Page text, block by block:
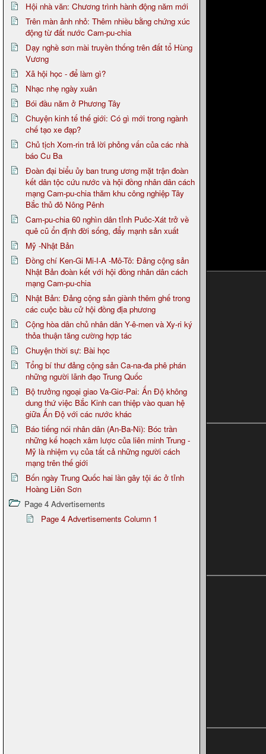
Hội nhà văn: Chương trình hành động năm mới
Trên màn ảnh nhỏ: Thêm nhiều bằng chứng xúc
động từ đất nước Cam-pu-chia
Dạy nghề sơn mài truyền thống trên đất tổ Hùng
Vương
Xã hội học - để làm gì?
Nhạc nhẹ ngày xuân
Bói đầu năm ở Phương Tây
Chuyện kinh tế thế giới: Có gì mới trong ngành
chế tạo xe đạp?
Chủ tịch Xom-rin trả lời phỏng vấn của các nhà
báo Cu Ba
Đoàn đại biểu ủy ban trung ương mặt trận đoàn
kết dân tộc cứu nước và hội đồng nhân dân cách
mạng Cam-pu-chia thăm khu công nghiệp Tây
Bắc thủ đô Nông Pênh
Cam-pu-chia 60 nghìn dân tỉnh Puôc-Xát trở về
quê cũ ổn định đời sống, đẩy mạnh sản xuất
Mỹ -Nhật Bản
Đồng chí Ken-Gi Mi-I-A -Mô-Tô: Đảng cộng sản
Nhật Bản đoàn kết với hội đồng nhân dân cách
mạng Cam-pu-chia
Nhật Bản: Đảng cộng sản giành thêm ghế trong
các cuộc bầu cử hội đồng địa phương
Cộng hòa dân chủ nhân dân Y-ê-men và Xy-ri ký
thỏa thuận tăng cường hợp tác
Chuyện thời sự: Bài học
Tổng bí thư đảng cộng sản Ca-na-đa phê phán
những người lãnh đạo Trung Quốc
Bộ trưởng ngoại giao Va-Giơ-Pai: Ấn Độ không
dung thứ việc Bắc Kinh can thiệp vào quan hệ
giữa Ấn Độ với các nước khác
Báo tiếng nói nhân dân (An-Ba-Ni): Bóc trần
những kế hoạch xâm lược của liên minh Trung -
Mỹ là nhiệm vụ của tất cả những người cách
mạng trên thế giới
Bốn ngày Trung Quốc hai lần gây tội ác ở tỉnh
Hoàng Liên Sơn
Page 4 Advertisements
Page 4 Advertisements Column 1